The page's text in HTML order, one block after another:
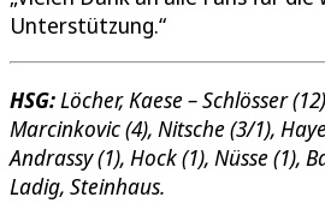
Unterstützung.“
HSG:Löcher, Kaese –Schlösser
Marcinkovic (4), Nitsche (3/1),
Andrassy (1), Hock (1), Nüsse (1),
Ladig, Steinhaus.